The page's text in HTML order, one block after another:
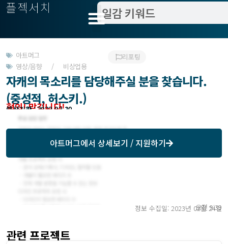
플젝서치
아트머그
영상/음향 / 비상업용
리포팅
자캐의 목소리를 담당해주실 분을 찾습니다.
(중성적, 허스키.)
협의! 맡깁니다!
모집기한 : 2023-03-10
예상기간 : 2023-03-20
아트머그에서 상세보기 / 지원하기
정보 수집일: 2023년 02월 24일
오전 9:39
관련 프로젝트